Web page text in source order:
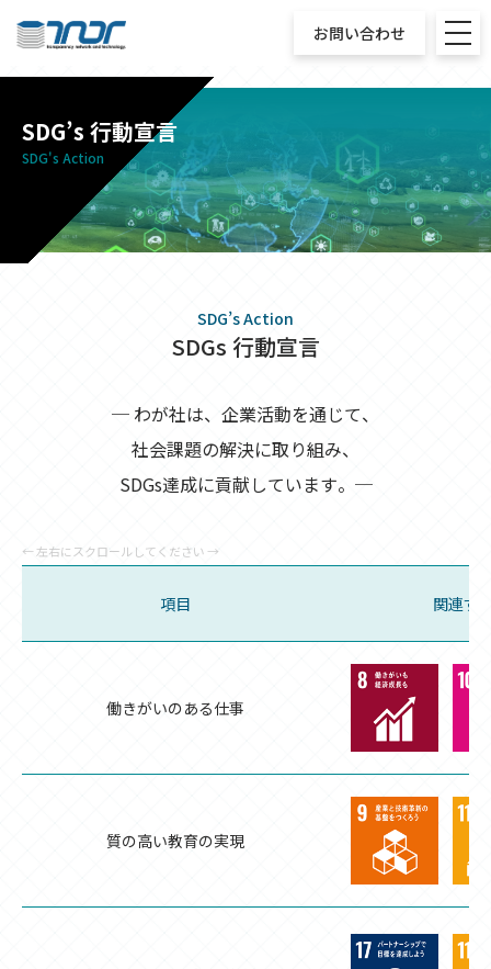
お問い合わせ
SDG’s 行動宣言
SDG's Action
SDG’s Action
SDGs 行動宣言
─ わが社は、企業活動を通じて、
社会課題の解決に取り組み、
SDGs達成に貢献しています。─
項目 関連す
働きがいのある仕事
質の高い教育の実現